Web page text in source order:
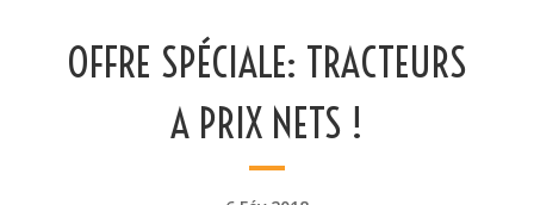
OFFRE SPÉCIALE: TRACTEURS
A PRIX NETS !